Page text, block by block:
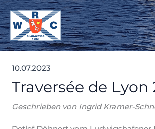
Zum
Inhalt
springen
10.07.2023
Traversée de Lyon
Geschrieben von Ingrid Kramer-